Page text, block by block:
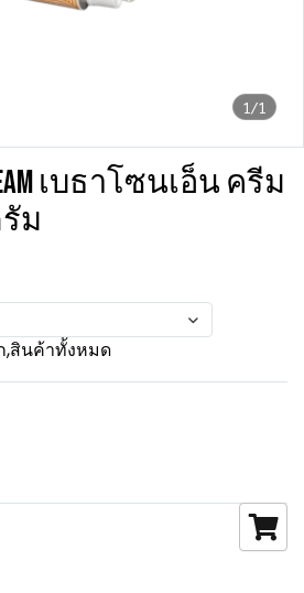
1/1
เบธาโซนเอ็น ครีม
ม
,สินค้าทั้งหมด